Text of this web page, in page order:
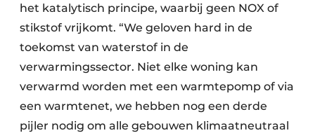
het katalytisch principe, waarbij geen NOX of
stikstof vrijkomt. “We geloven hard in de
toekomst van waterstof in de
verwarmingssector. Niet elke woning kan
verwarmd worden met een warmtepomp of via
een warmtenet, we hebben nog een derde
pijler nodig om alle gebouwen klimaatneutraal